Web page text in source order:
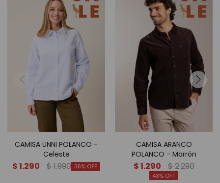
CAMISA UNNI POLANCO -
Celeste
$1.290 $1.990 35
CAMISA ARANCO
POLANCO - Marrón
$1.290 $2.290
43